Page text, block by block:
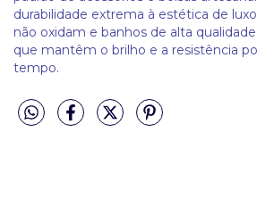
durabilidade extrema à estética de
não oxidam e banhos de alta
que mantêm o brilho e a resistência
tempo.